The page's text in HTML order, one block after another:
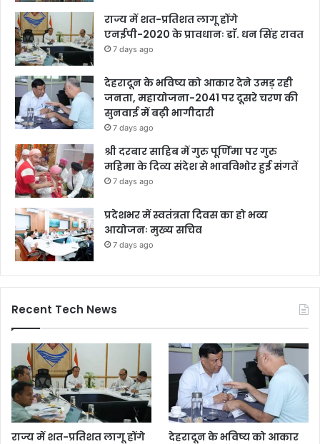
राज्य में शत-प्रतिशत लागू होंगे
एनईपी-2020 के प्रावधानः डाॅ. धन सिंह रावत
7 days ago
देहरादून के भविष्य को आकार देने उमड़ रही
जनता, महायोजना-2041 पर दूसरे चरण की
सुनवाई में बढ़ी भागीदारी
7 days ago
श्री दरबार साहिब में गुरु पूर्णिमा पर गुरु
महिमा के दिव्य संदेश से भावविभोर हुई संगतें
7 days ago
प्रदेशभर में स्वतंत्रता दिवस का हो भव्य
आयोजनः मुख्य सचिव
7 days ago
Recent Tech News
राज्य में शत-प्रतिशत लागू होंगे
देहरादून के भविष्य को आकार